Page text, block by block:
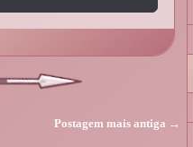
Postagem mais antiga →